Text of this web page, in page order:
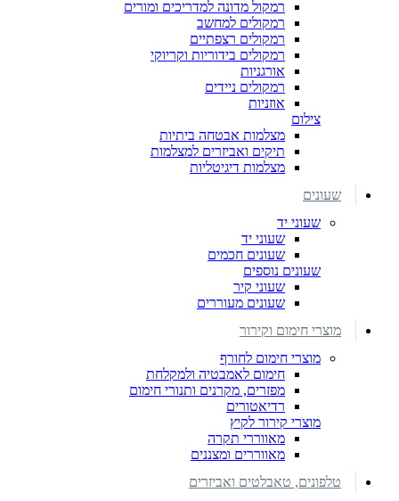
רמקול מדונה למדריכים ומורים
רמקולים למחשב
רמקולים רצפתיים
רמקולים בידוריות וקריוקי
אורגניות
רמקולים ניידים
אוזניות
צילום
מצלמות אבטחה ביתיות
תיקים ואביזרים למצלמות
מצלמות דיגיטליות
שעונים
שעוני יד
שעוני יד
שעונים חכמים
שעונים נוספים
שעוני קיר
שעונים מעוררים
מוצרי חימום וקירור
מוצרי חימום לחורף
חימום לאמבטיה ולמקלחת
מפזרים, מקרנים ותנורי חימום
רדיאטורים
מוצרי קירור לקיץ
מאווררי תקרה
מאווררים ומצננים
טלפונים, טאבלטים ואביזרים